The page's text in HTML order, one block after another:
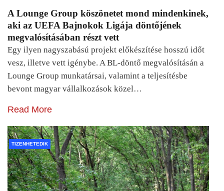
A Lounge Group köszönetet mond mindenkinek,
aki az UEFA Bajnokok Ligája döntőjének
megvalósításában részt vett
Egy ilyen nagyszabású projekt előkészítése hosszú időt
vesz, illetve vett igénybe. A BL-döntő megvalósításán a
Lounge Group munkatársai, valamint a teljesítésbe
bevont magyar vállalkozások közel…
Read More
TIZENHETEDIK